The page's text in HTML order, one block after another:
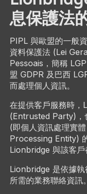
息保護法
PIPL 與歐盟的一般
資料保護法 (Lei
Pessoais，簡稱
盟 GDPR 及巴西
而處理個人資訊。
在提供客戶服務時，
(Entrusted Party)，
(即個人資訊處理實
Processing Entity)
Lionbridge 與該客戶
Lionbridge 是依據執
所需的業務聯絡資訊。